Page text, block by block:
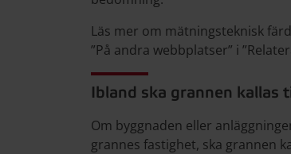
Läs mer om mätningsteknisk
”På andra webbplatser” i
Ibland ska grannen kallas
Om byggnaden eller
grannes fastighet, ska grannen